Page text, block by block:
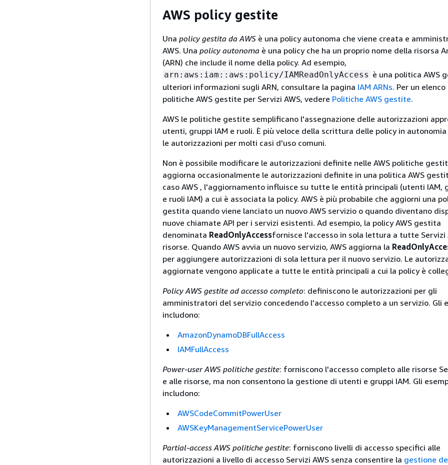
AWS policy gestite
Una policy gestita da AWS è una policy autonoma che viene creata e
AWS. Una policy autonoma è una policy che ha un proprio nome della risorsa
(ARN) che include il nome della policy. Ad esempio,
arn:aws:iam::aws:policy/IAMReadOnlyAccess è una politica AWS
ulteriori informazioni sugli ARN, consultare la pagina IAM ARNs. Per un
politiche AWS gestite per Servizi AWS, vedere Politiche AWS gestite.
AWS le politiche gestite semplificano l'assegnazione delle autorizzazioni
utenti, gruppi IAM e ruoli. È più veloce della scrittura delle policy in
le autorizzazioni per molti casi d'uso comuni.
Non è possibile modificare le autorizzazioni definite nelle AWS politiche
aggiorna occasionalmente le autorizzazioni definite in una politica AWS
caso AWS , l'aggiornamento influisce su tutte le entità principali (utenti IAM,
e ruoli IAM) a cui è associata la policy. AWS è più probabile che aggiorni una
gestita quando viene lanciato un nuovo AWS servizio o quando diventano
nuove chiamate API per i servizi esistenti. Ad esempio, la policy AWS gestita
denominata ReadOnlyAccessfornisce l'accesso in sola lettura a tutte Servizi
risorse. Quando AWS avvia un nuovo servizio, AWS aggiorna la
per aggiungere autorizzazioni di sola lettura per il nuovo servizio. Le
aggiornate vengono applicate a tutte le entità principali a cui la policy è
Policy AWS gestite ad accesso completo: definiscono le autorizzazioni per gli
amministratori del servizio concedendo l'accesso completo a un servizio. Gli
includono:
AmazonDynamoDBFullAccess
IAMFullAccess
Power-user AWS politiche gestite: forniscono l'accesso completo alle risorse
e alle risorse, ma non consentono la gestione di utenti e gruppi IAM. Gli
includono:
AWSCodeCommitPowerUser
AWSKeyManagementServicePowerUser
Partial-access AWS politiche gestite: forniscono livelli di accesso specifici alle
autorizzazioni a livello di accesso Servizi AWS senza consentire la gestione